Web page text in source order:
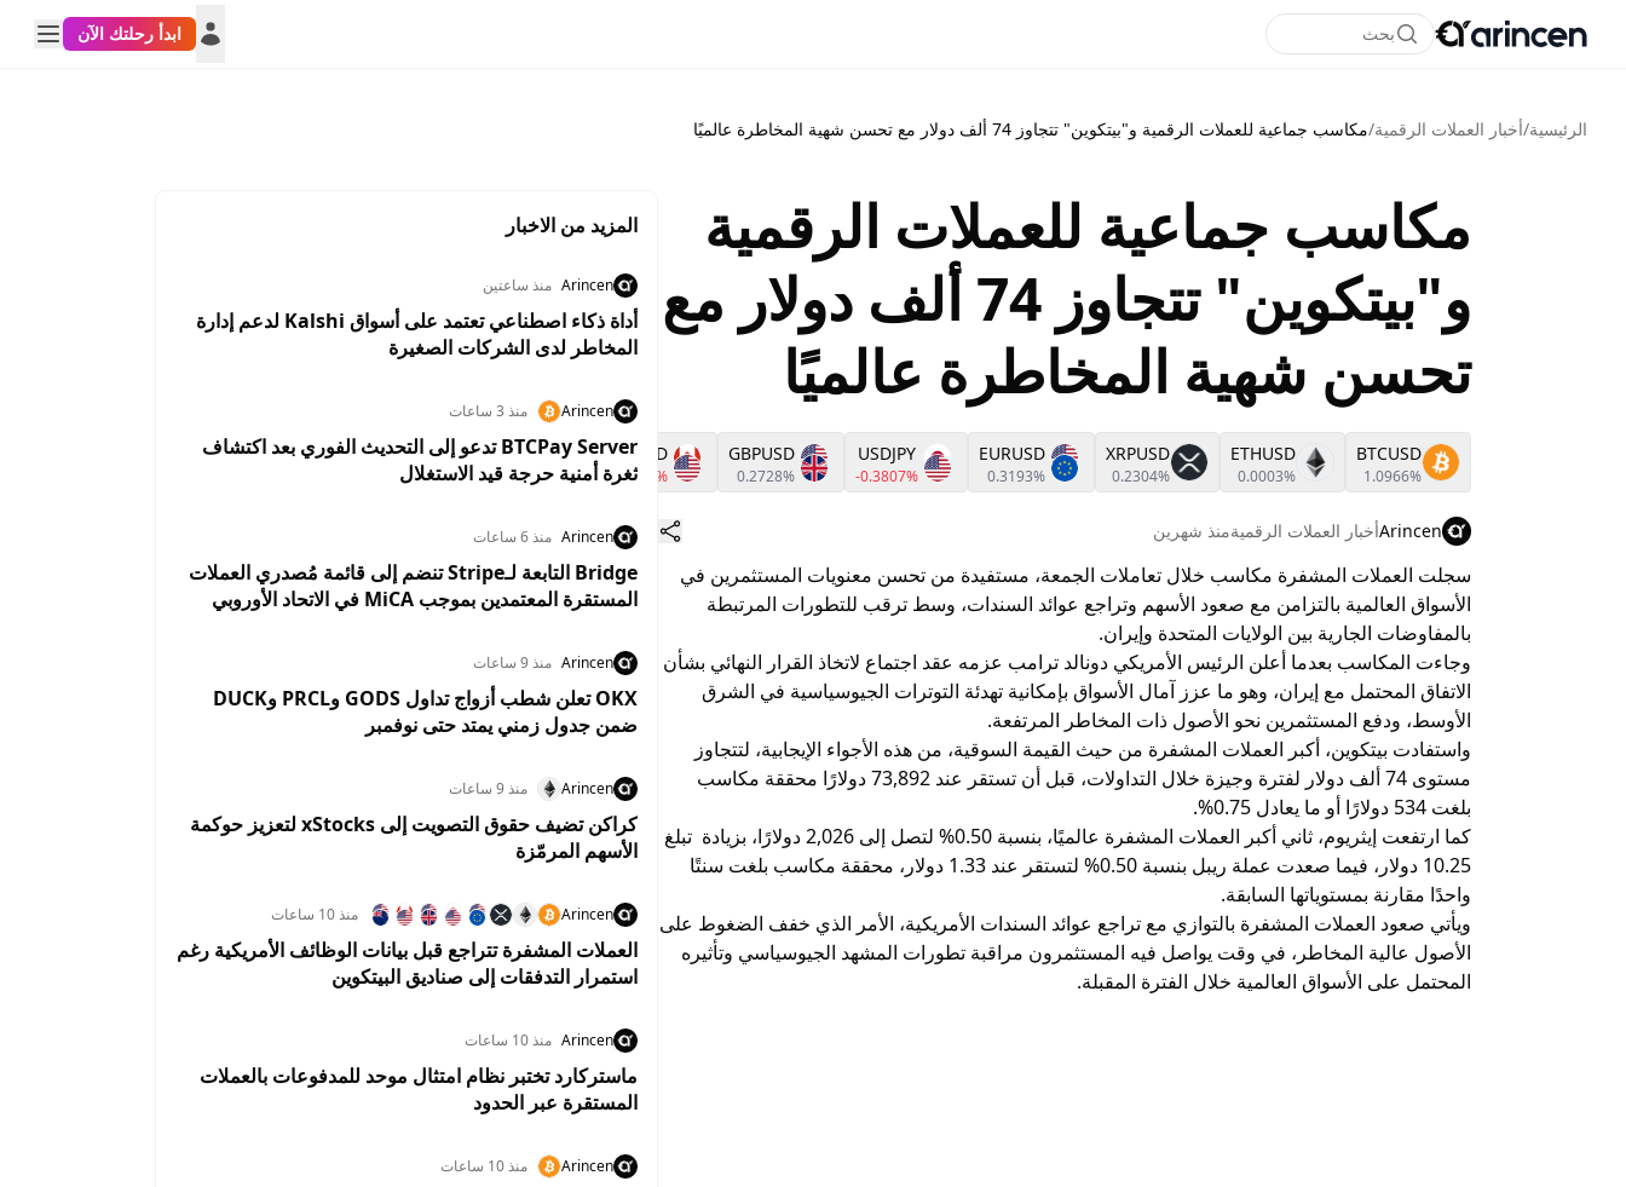
بحث ابدأ رحلتك الآن
الرئيسية/أخبار العملات الرقمية/مكاسب جماعية للعملات الرقمية و"بيتكوين" تتجاوز 74 ألف دولار مع تحسن شهية المخاطرة عالميًا
مكاسب جماعية للعملات الرقمية
و"بيتكوين" تتجاوز 74 ألف دولار مع
تحسن شهية المخاطرة عالميًا
BTCUSD
1.0966%
ETHUSD
0.0003%
XRPUSD
0.2304%
EURUSD
0.3193%
USDJPY
-0.3807%
GBPUSD
0.2728%
USDCAD
-0.4153%
NZDUSD
0.4602%
USDCHF
-0.5391%
AUDUSD
Arincenأخبار العملات الرقميةمنذ شهرين
سجلت العملات المشفرة مكاسب خلال تعاملات الجمعة، مستفيدة من تحسن معنويات المستثمرين في
الأسواق العالمية بالتزامن مع صعود الأسهم وتراجع عوائد السندات، وسط ترقب للتطورات المرتبطة
بالمفاوضات الجارية بين الولايات المتحدة وإيران.
وجاءت المكاسب بعدما أعلن الرئيس الأمريكي دونالد ترامب عزمه عقد اجتماع لاتخاذ القرار النهائي بشأن
الاتفاق المحتمل مع إيران، وهو ما عزز آمال الأسواق بإمكانية تهدئة التوترات الجيوسياسية في الشرق
الأوسط، ودفع المستثمرين نحو الأصول ذات المخاطر المرتفعة.
واستفادت بيتكوين، أكبر العملات المشفرة من حيث القيمة السوقية، من هذه الأجواء الإيجابية، لتتجاوز
مستوى 74 ألف دولار لفترة وجيزة خلال التداولات، قبل أن تستقر عند 73,892 دولارًا محققة مكاسب
بلغت 534 دولارًا أو ما يعادل 0.75%.
كما ارتفعت إيثريوم، ثاني أكبر العملات المشفرة عالميًا، بنسبة 0.50% لتصل إلى 2,026 دولارًا، بزيادة تبلغ
10.25 دولار، فيما صعدت عملة ريبل بنسبة 0.50% لتستقر عند 1.33 دولار، محققة مكاسب بلغت سنتًا
واحدًا مقارنة بمستوياتها السابقة.
ويأتي صعود العملات المشفرة بالتوازي مع تراجع عوائد السندات الأمريكية، الأمر الذي خفف الضغوط على
الأصول عالية المخاطر، في وقت يواصل فيه المستثمرون مراقبة تطورات المشهد الجيوسياسي وتأثيره
المحتمل على الأسواق العالمية خلال الفترة المقبلة.
المزيد من الاخبار
Arincen منذ ساعتين
أداة ذكاء اصطناعي تعتمد على أسواق Kalshi لدعم إدارة
المخاطر لدى الشركات الصغيرة
Arincen منذ 3 ساعات
BTCPay Server تدعو إلى التحديث الفوري بعد اكتشاف
ثغرة أمنية حرجة قيد الاستغلال
Arincen منذ 6 ساعات
Bridge التابعة لـStripe تنضم إلى قائمة مُصدري العملات
المستقرة المعتمدين بموجب MiCA في الاتحاد الأوروبي
Arincen منذ 9 ساعات
OKX تعلن شطب أزواج تداول GODS وPRCL وDUCK
ضمن جدول زمني يمتد حتى نوفمبر
Arincen منذ 9 ساعات
كراكن تضيف حقوق التصويت إلى xStocks لتعزيز حوكمة
الأسهم المرمّزة
Arincen منذ 10 ساعات
العملات المشفرة تتراجع قبل بيانات الوظائف الأمريكية رغم
استمرار التدفقات إلى صناديق البيتكوين
Arincen منذ 10 ساعات
ماستركارد تختبر نظام امتثال موحد للمدفوعات بالعملات
المستقرة عبر الحدود
Arincen منذ 10 ساعات